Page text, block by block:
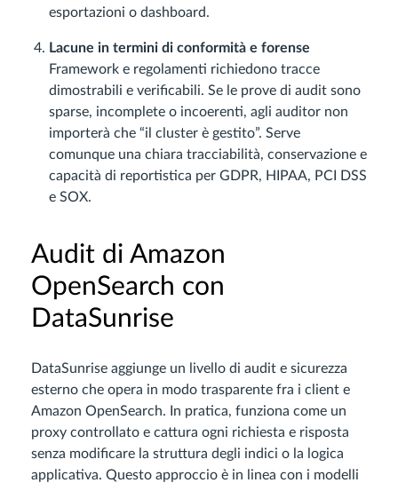
esportazioni o dashboard.
Lacune in termini di conformità e forense
Framework e regolamenti richiedono tracce
dimostrabili e verificabili. Se le prove di audit sono
sparse, incomplete o incoerenti, agli auditor non
importerà che “il cluster è gestito”. Serve
comunque una chiara tracciabilità, conservazione e
capacità di reportistica per GDPR, HIPAA, PCI DSS
e SOX.
Audit di Amazon
OpenSearch con
DataSunrise
DataSunrise aggiunge un livello di audit e sicurezza
esterno che opera in modo trasparente fra i client e
Amazon OpenSearch. In pratica, funziona come un
proxy controllato e cattura ogni richiesta e risposta
senza modificare la struttura degli indici o la logica
applicativa. Questo approccio è in linea con i modelli